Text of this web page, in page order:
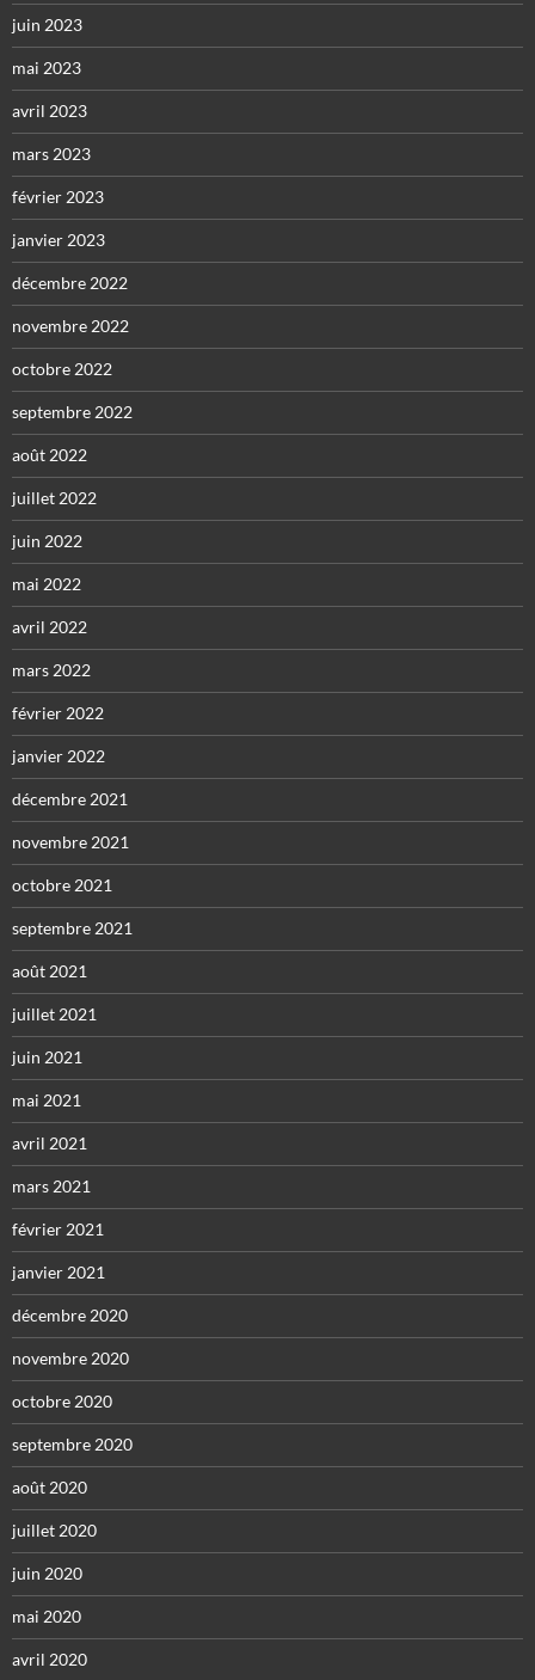
juin 2023
mai 2023
avril 2023
mars 2023
février 2023
janvier 2023
décembre 2022
novembre 2022
octobre 2022
septembre 2022
août 2022
juillet 2022
juin 2022
mai 2022
avril 2022
mars 2022
février 2022
janvier 2022
décembre 2021
novembre 2021
octobre 2021
septembre 2021
août 2021
juillet 2021
juin 2021
mai 2021
avril 2021
mars 2021
février 2021
janvier 2021
décembre 2020
novembre 2020
octobre 2020
septembre 2020
août 2020
juillet 2020
juin 2020
mai 2020
avril 2020